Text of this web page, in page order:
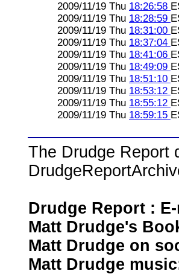
2009/11/19 Thu 18:26:58
2009/11/19 Thu 18:28:59
2009/11/19 Thu 18:31:00
2009/11/19 Thu 18:37:04
2009/11/19 Thu 18:41:06
2009/11/19 Thu 18:49:09
2009/11/19 Thu 18:51:10
2009/11/19 Thu 18:53:12
2009/11/19 Thu 18:55:12
2009/11/19 Thu 18:59:15
The Drudge Report
Drudge Report :
Matt Drudge's
Matt Drudge on
Matt Drudge